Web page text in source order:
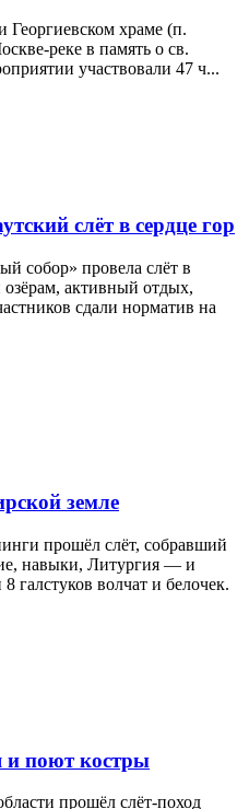
Георгиевском храме (п.
в память о св.
участвовали 47 ч...
слёт в сердце гор
собор» провела слёт в
активный отдых,
сдали норматив на
земле
прошёл слёт, собравший
навыки, Литургия — и
галстуков волчат и белочек.
и поют костры
прошёл слёт‑поход